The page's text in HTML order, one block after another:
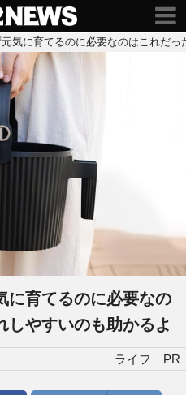
気に育てるのに必要なのはこれだ
に育てるのに必要なの
しやすいのも助かるよ
ライフ PR